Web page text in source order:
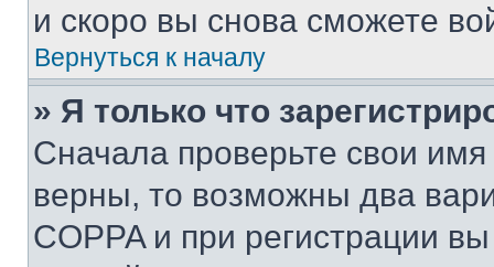
и скоро вы снова сможете
Вернуться к началу
» Я только что
Сначала проверьте свои
верны, то возможны два
COPPA и при регистрации